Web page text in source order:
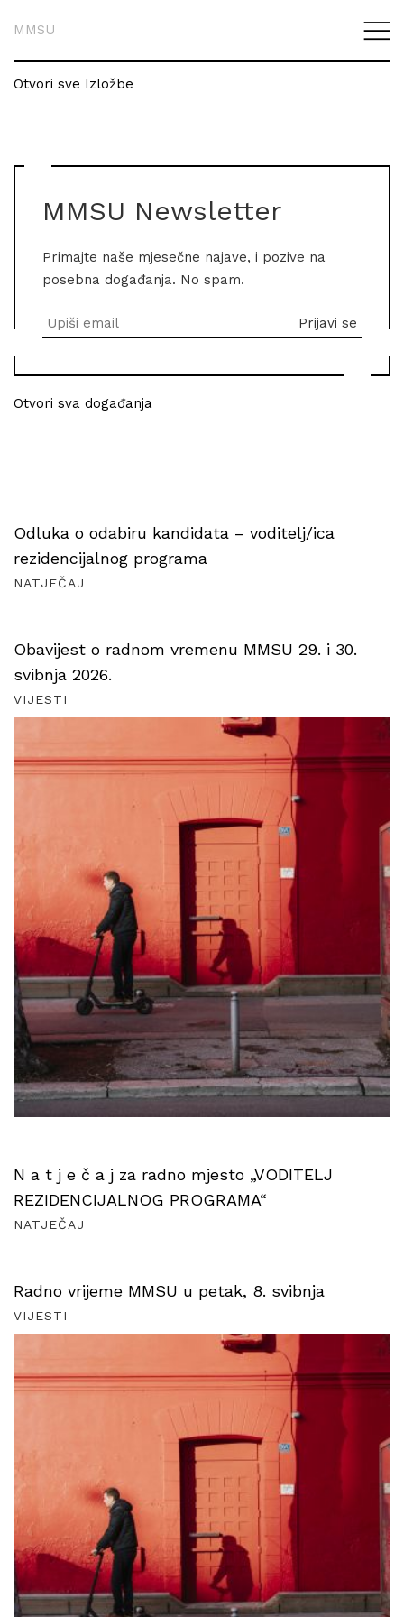
MMSU
Otvori sve Izložbe
MMSU Newsletter
Primajte naše mjesečne najave, i pozive na
posebna događanja. No spam.
Otvori sva događanja
Odluka o odabiru kandidata – voditelj/ica
rezidencijalnog programa
NATJEČAJ
Obavijest o radnom vremenu MMSU 29. i 30.
svibnja 2026.
VIJESTI
N a t j e č a j za radno mjesto „VODITELJ
REZIDENCIJALNOG PROGRAMA“
NATJEČAJ
Radno vrijeme MMSU u petak, 8. svibnja
VIJESTI